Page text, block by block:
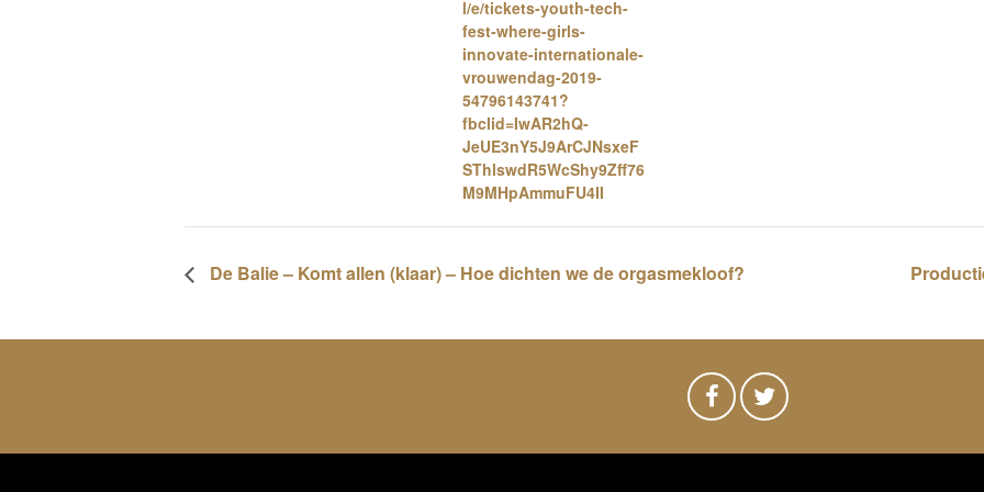
l/e/tickets-youth-tech-
fest-where-girls-
innovate-internationale-
vrouwendag-2019-
54796143741?
fbclid=IwAR2hQ-
JeUE3nY5J9ArCJNsxeF
SThlswdR5WcShy9Zff76
M9MHpAmmuFU4II
De Balie – Komt allen (klaar) – Hoe dichten we de orgasmekloof?